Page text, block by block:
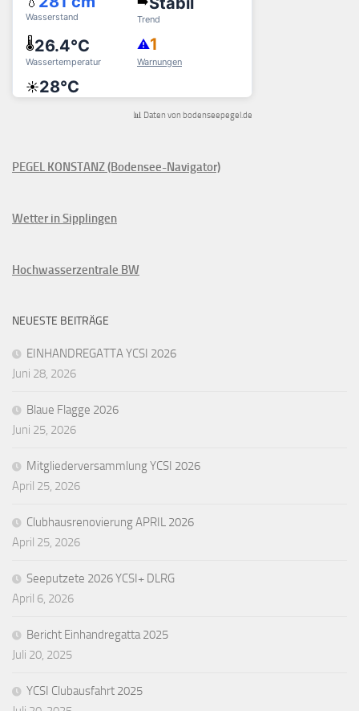
📊 Daten von bodenseepegel.de
PEGEL KONSTANZ (Bodensee-Navigator)
Wetter in Sipplingen
Hochwasserzentrale BW
NEUESTE BEITRÄGE
EINHANDREGATTA YCSI 2026
Juni 28, 2026
Blaue Flagge 2026
Juni 25, 2026
Mitgliederversammlung YCSI 2026
April 25, 2026
Clubhausrenovierung APRIL 2026
April 25, 2026
Seeputzete 2026 YCSI+ DLRG
April 6, 2026
Bericht Einhandregatta 2025
Juli 20, 2025
YCSI Clubausfahrt 2025